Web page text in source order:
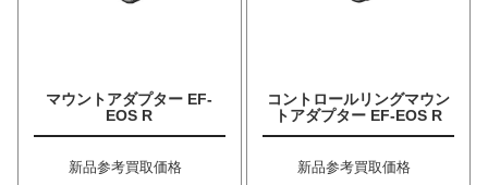
マウントアダプター EF-
EOS R
新品参考買取価格
コントロールリングマウン
トアダプター EF-EOS R
新品参考買取価格